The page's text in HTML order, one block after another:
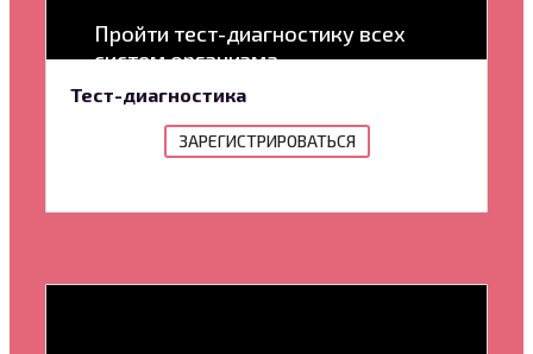
Пройти тест-диагностику всех
систем организма
Тест-диагностика
ЗАРЕГИСТРИРОВАТЬСЯ